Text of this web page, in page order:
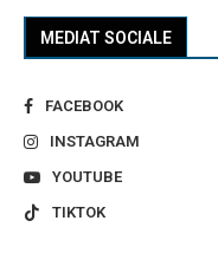
MEDIAT SOCIALE
FACEBOOK
INSTAGRAM
YOUTUBE
TIKTOK